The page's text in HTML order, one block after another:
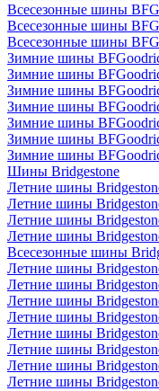
Всесезонные шины
Всесезонные шины
Всесезонные шины
Зимние шины
Зимние шины
Зимние шины
Зимние шины
Зимние шины
Зимние шины
Зимние шины
Шины Bridgestone
Летние шины
Летние шины
Летние шины
Летние шины
Всесезонные шины
Летние шины
Летние шины
Летние шины
Летние шины
Летние шины
Летние шины
Летние шины
Летние шины